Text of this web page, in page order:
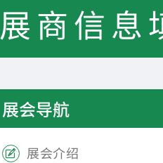
展商信息
展会导航
 展会介绍